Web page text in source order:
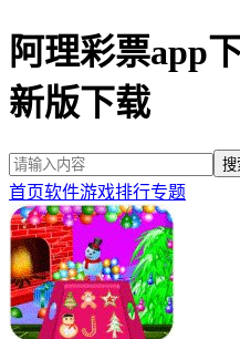
阿理彩票app
新版下载
首页软件游戏排行专题